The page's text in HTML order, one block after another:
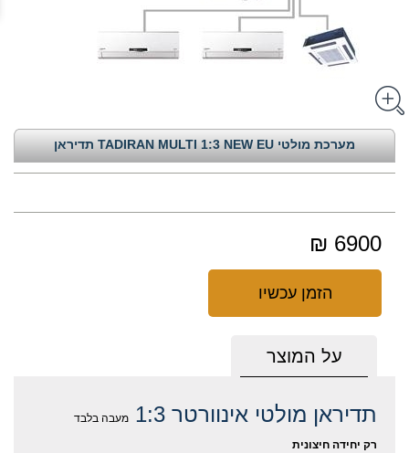
מערכת מולטי TADIRAN MULTI 1:3 NEW EU תדיראן
6900 ₪
הזמן עכשיו
על המוצר
תדיראן מולטי אינוורטר 1:3‏ מעבה בלבד
רק יחידה חיצונית